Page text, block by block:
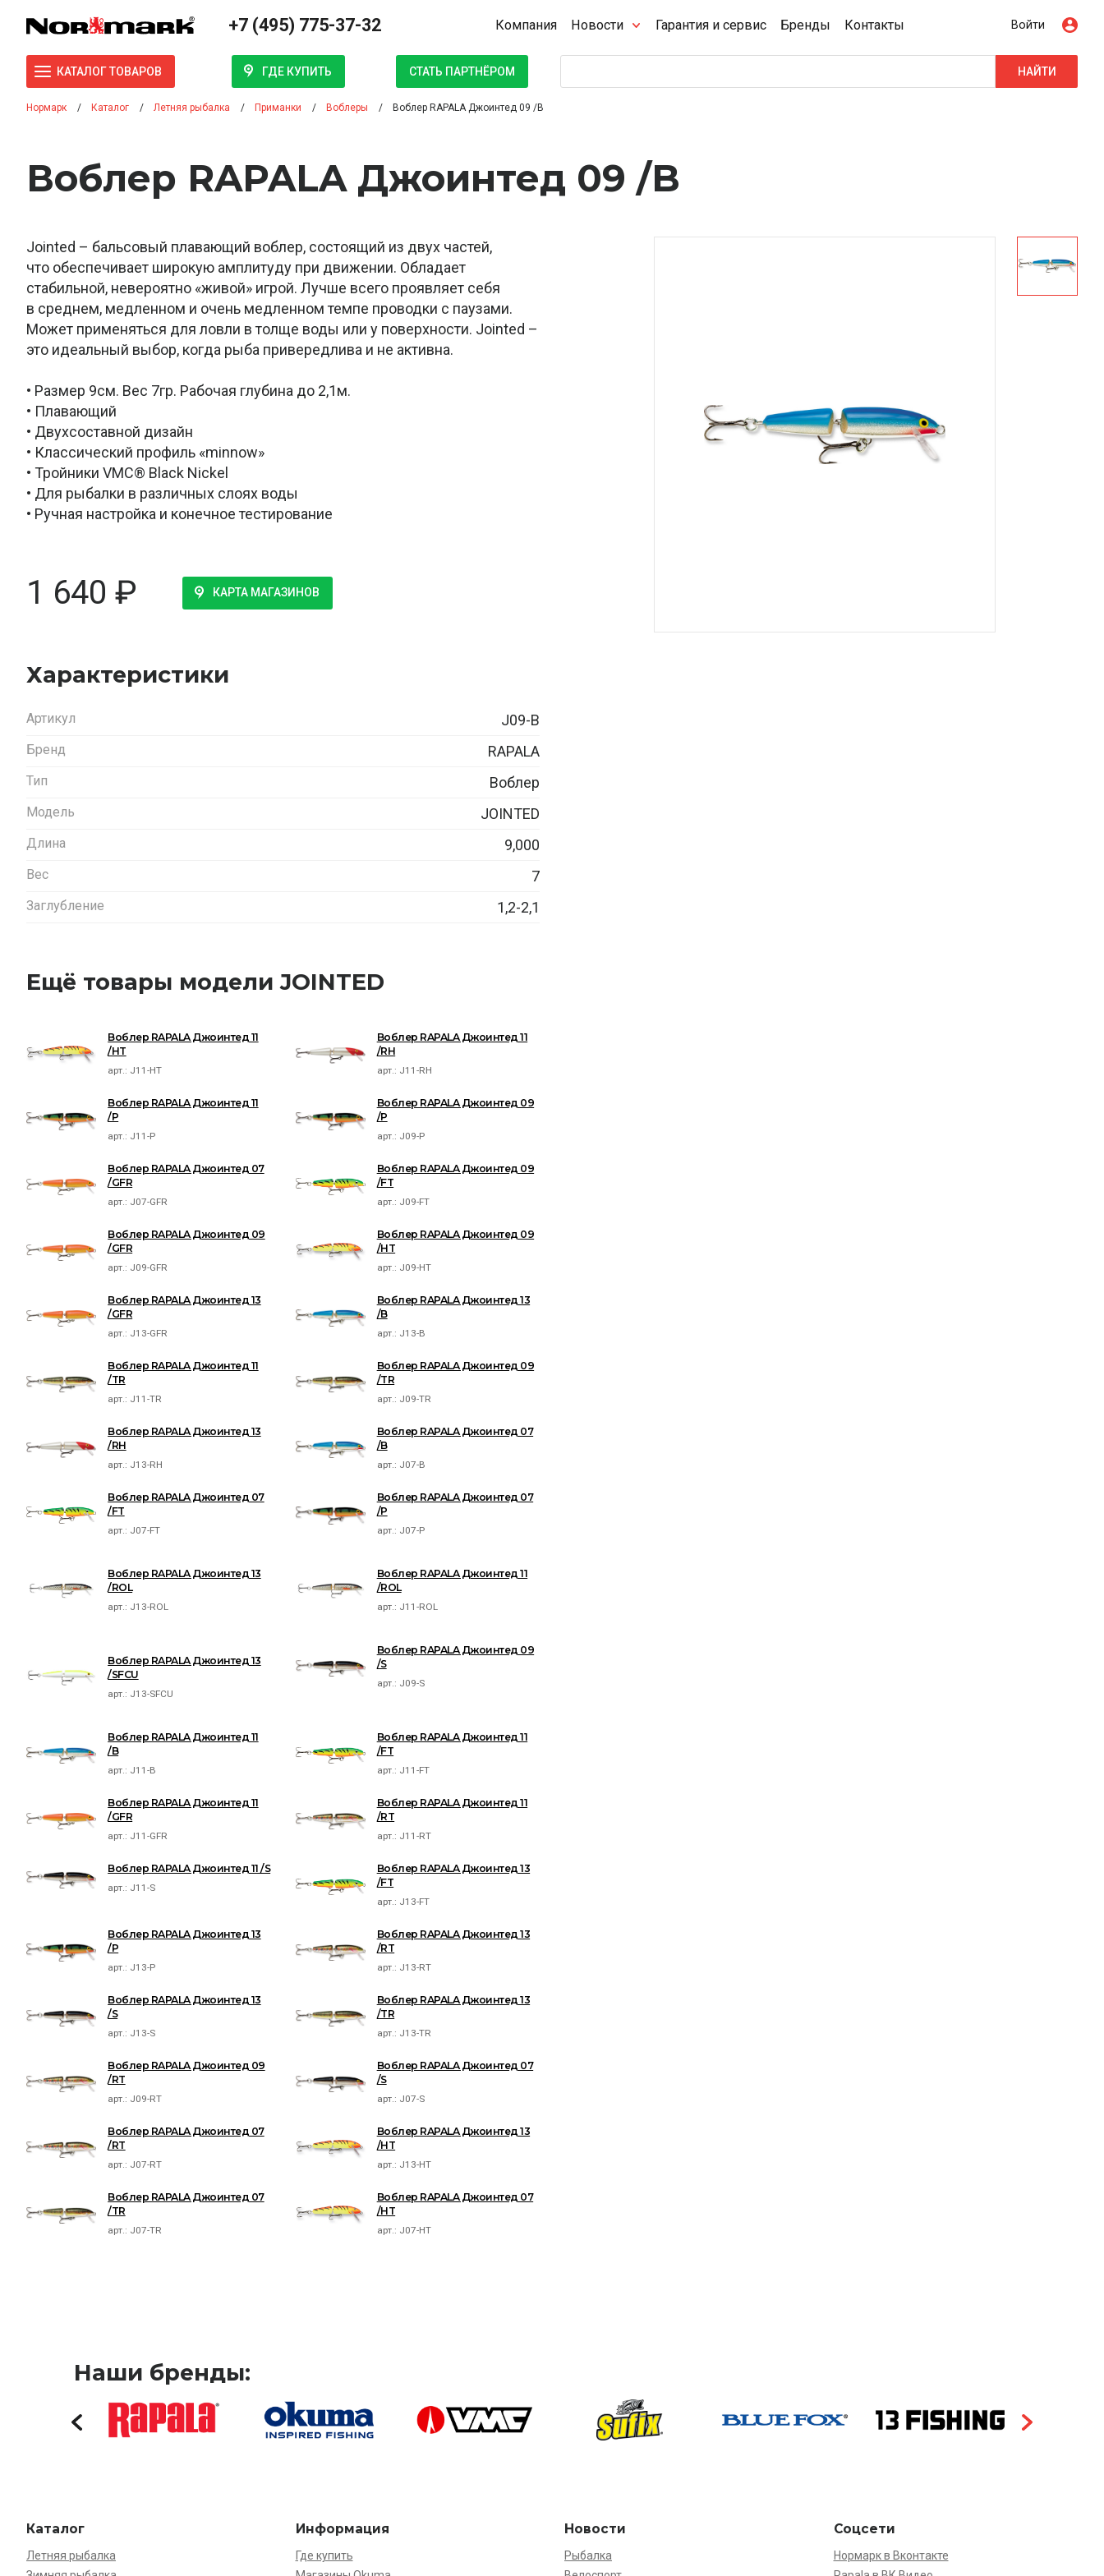
+7 (495) 775-37-32 Компания Новости Гарантия и сервис Бренды Контакты Войти
КАТАЛОГ ТОВАРОВ ГДЕ КУПИТЬ СТАТЬ ПАРТНЁРОМ НАЙТИ
Нормарк Каталог Летняя рыбалка Приманки Воблеры Воблер RAPALA Джоинтед 09 /B
Воблер RAPALA Джоинтед 09 /B
Jointed – бальсовый плавающий воблер, состоящий из двух частей,
что обеспечивает широкую амплитуду при движении. Обладает
стабильной, невероятно «живой» игрой. Лучше всего проявляет себя
в среднем, медленном и очень медленном темпе проводки с паузами.
Может применяться для ловли в толще воды или у поверхности. Jointed –
это идеальный выбор, когда рыба привередлива и не активна.
• Размер 9см. Вес 7гр. Рабочая глубина до 2,1м.
• Плавающий
• Двухсоставной дизайн
• Классический профиль «minnow»
• Тройники VMC® Black Nickel
• Для рыбалки в различных слоях воды
• Ручная настройка и конечное тестирование
1 640 ₽ КАРТА МАГАЗИНОВ
Характеристики
Артикул J09-B
Бренд RAPALA
Тип Воблер
Модель JOINTED
Длина 9,000
Вес 7
Заглубление 1,2-2,1
Ещё товары модели JOINTED
Воблер RAPALA Джоинтед 11
/HT
арт.: J11-HT
Воблер RAPALA Джоинтед 11
/RH
арт.: J11-RH
Воблер RAPALA Джоинтед 11
/P
арт.: J11-P
Воблер RAPALA Джоинтед 09
/P
арт.: J09-P
Воблер RAPALA Джоинтед 07
/GFR
арт.: J07-GFR
Воблер RAPALA Джоинтед 09
/FT
арт.: J09-FT
Воблер RAPALA Джоинтед 09
/GFR
арт.: J09-GFR
Воблер RAPALA Джоинтед 09
/HT
арт.: J09-HT
Воблер RAPALA Джоинтед 13
/GFR
арт.: J13-GFR
Воблер RAPALA Джоинтед 13
/B
арт.: J13-B
Воблер RAPALA Джоинтед 11
/TR
арт.: J11-TR
Воблер RAPALA Джоинтед 09
/TR
арт.: J09-TR
Воблер RAPALA Джоинтед 13
/RH
арт.: J13-RH
Воблер RAPALA Джоинтед 07
/B
арт.: J07-B
Воблер RAPALA Джоинтед 07
/FT
арт.: J07-FT
Воблер RAPALA Джоинтед 07
/P
арт.: J07-P
Воблер RAPALA Джоинтед 13
/ROL
арт.: J13-ROL
Воблер RAPALA Джоинтед 11
/ROL
арт.: J11-ROL
Воблер RAPALA Джоинтед 13
/SFCU
арт.: J13-SFCU
Воблер RAPALA Джоинтед 09
/S
арт.: J09-S
Воблер RAPALA Джоинтед 11
/B
арт.: J11-B
Воблер RAPALA Джоинтед 11
/FT
арт.: J11-FT
Воблер RAPALA Джоинтед 11
/GFR
арт.: J11-GFR
Воблер RAPALA Джоинтед 11
/RT
арт.: J11-RT
Воблер RAPALA Джоинтед 11 /S
арт.: J11-S
Воблер RAPALA Джоинтед 13
/FT
арт.: J13-FT
Воблер RAPALA Джоинтед 13
/P
арт.: J13-P
Воблер RAPALA Джоинтед 13
/RT
арт.: J13-RT
Воблер RAPALA Джоинтед 13
/S
арт.: J13-S
Воблер RAPALA Джоинтед 13
/TR
арт.: J13-TR
Воблер RAPALA Джоинтед 09
/RT
арт.: J09-RT
Воблер RAPALA Джоинтед 07
/S
арт.: J07-S
Воблер RAPALA Джоинтед 07
/RT
арт.: J07-RT
Воблер RAPALA Джоинтед 13
/HT
арт.: J13-HT
Воблер RAPALA Джоинтед 07
/TR
арт.: J07-TR
Воблер RAPALA Джоинтед 07
/HT
арт.: J07-HT
Наши бренды:
Каталог
Летняя рыбалка
Информация
Где купить
Новости
Рыбалка
Соцсети
Нормарк в Вконтакте